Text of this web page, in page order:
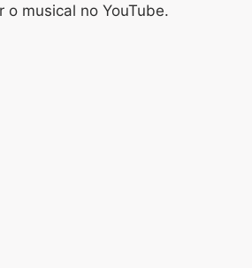
o musical no YouTube.